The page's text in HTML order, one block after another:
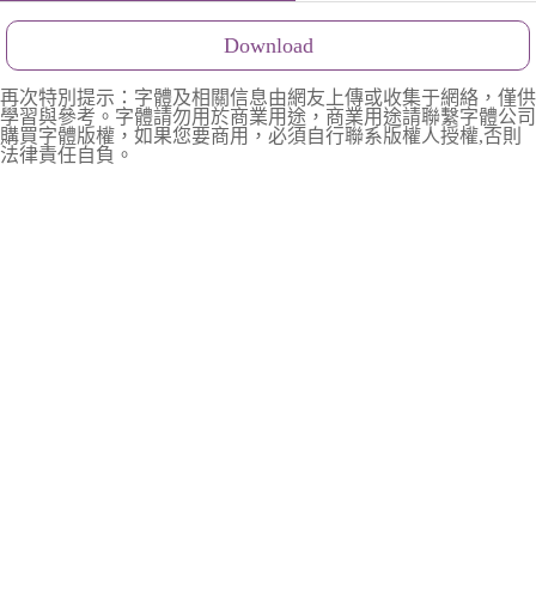
Download
再次特別提示：字體及相關信息由網友上傳或收集于網絡，僅供
學習與參考。字體請勿用於商業用途，商業用途請聯繫字體公司
購買字體版權，如果您要商用，必須自行聯系版權人授權,否則
法律責任自負。